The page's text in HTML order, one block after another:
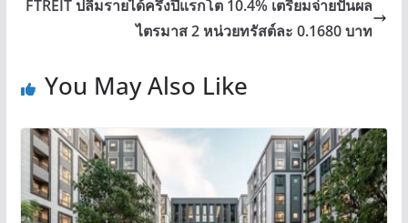
FTREIT ปลื้มรายได้ครึ่งปีแรกโต 10.4% เตรียมจ่ายปันผล
ไตรมาส 2 หน่วยทรัสต์ละ 0.1680 บาท
You May Also Like